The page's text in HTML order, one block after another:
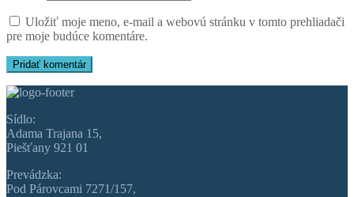
Uložiť moje meno, e-mail a webovú stránku v tomto prehliadači
pre moje budúce komentáre.
Sídlo:
Adama Trajana 15,
Piešťany 921 01
Prevádzka:
Pod Párovcami 7271/157,